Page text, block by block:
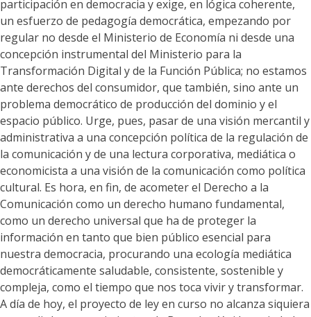
participación en democracia y exige, en lógica coherente,
un esfuerzo de pedagogía democrática, empezando por
regular no desde el Ministerio de Economía ni desde una
concepción instrumental del Ministerio para la
Transformación Digital y de la Función Pública; no estamos
ante derechos del consumidor, que también, sino ante un
problema democrático de producción del dominio y el
espacio público. Urge, pues, pasar de una visión mercantil y
administrativa a una concepción política de la regulación de
la comunicación y de una lectura corporativa, mediática o
economicista a una visión de la comunicación como política
cultural. Es hora, en fin, de acometer el Derecho a la
Comunicación como un derecho humano fundamental,
como un derecho universal que ha de proteger la
información en tanto que bien público esencial para
nuestra democracia, procurando una ecología mediática
democráticamente saludable, consistente, sostenible y
compleja, como el tiempo que nos toca vivir y transformar.
A día de hoy, el proyecto de ley en curso no alcanza siquiera